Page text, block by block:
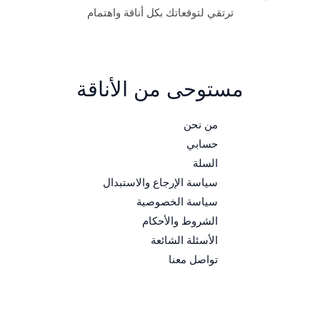
ترتقي لتوقعاتك بكل أناقة واهتمام
مستوحى من الأناقة
من نحن
حسابي
السلة
سياسة الإرجاع والاستبدال
سياسة الخصوصية
الشروط والأحكام
الأسئلة الشائعة
تواصل معنا